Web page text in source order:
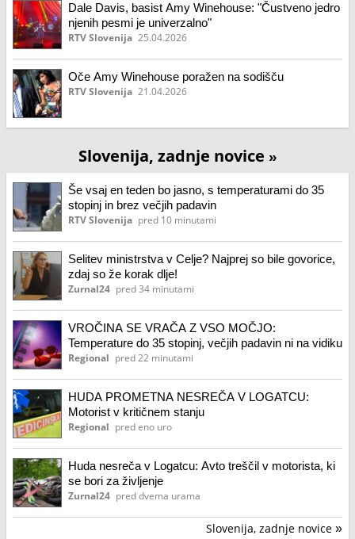
Dale Davis, basist Amy Winehouse: "Čustveno jedro
njenih pesmi je univerzalno"
RTV Slovenija 25.04.2026
Oče Amy Winehouse poražen na sodišču
RTV Slovenija 21.04.2026
Slovenija, zadnje novice »
Še vsaj en teden bo jasno, s temperaturami do 35
stopinj in brez večjih padavin
RTV Slovenija pred 10 minutami
Selitev ministrstva v Celje? Najprej so bile govorice,
zdaj so že korak dlje!
Zurnal24 pred 34 minutami
VROČINA SE VRAČA Z VSO MOČJO:
Temperature do 35 stopinj, večjih padavin ni na vidiku
Regional pred 22 minutami
HUDA PROMETNA NESREČA V LOGATCU:
Motorist v kritičnem stanju
Regional pred eno uro
Huda nesreča v Logatcu: Avto treščil v motorista, ki
se bori za življenje
Zurnal24 pred dvema urama
Slovenija, zadnje novice »